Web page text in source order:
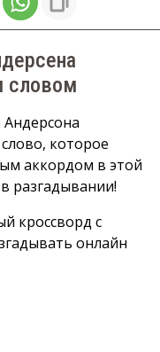
словом
Андерсона
которое
аккордом в этой
разгадывании!
кроссворд с
онлайн